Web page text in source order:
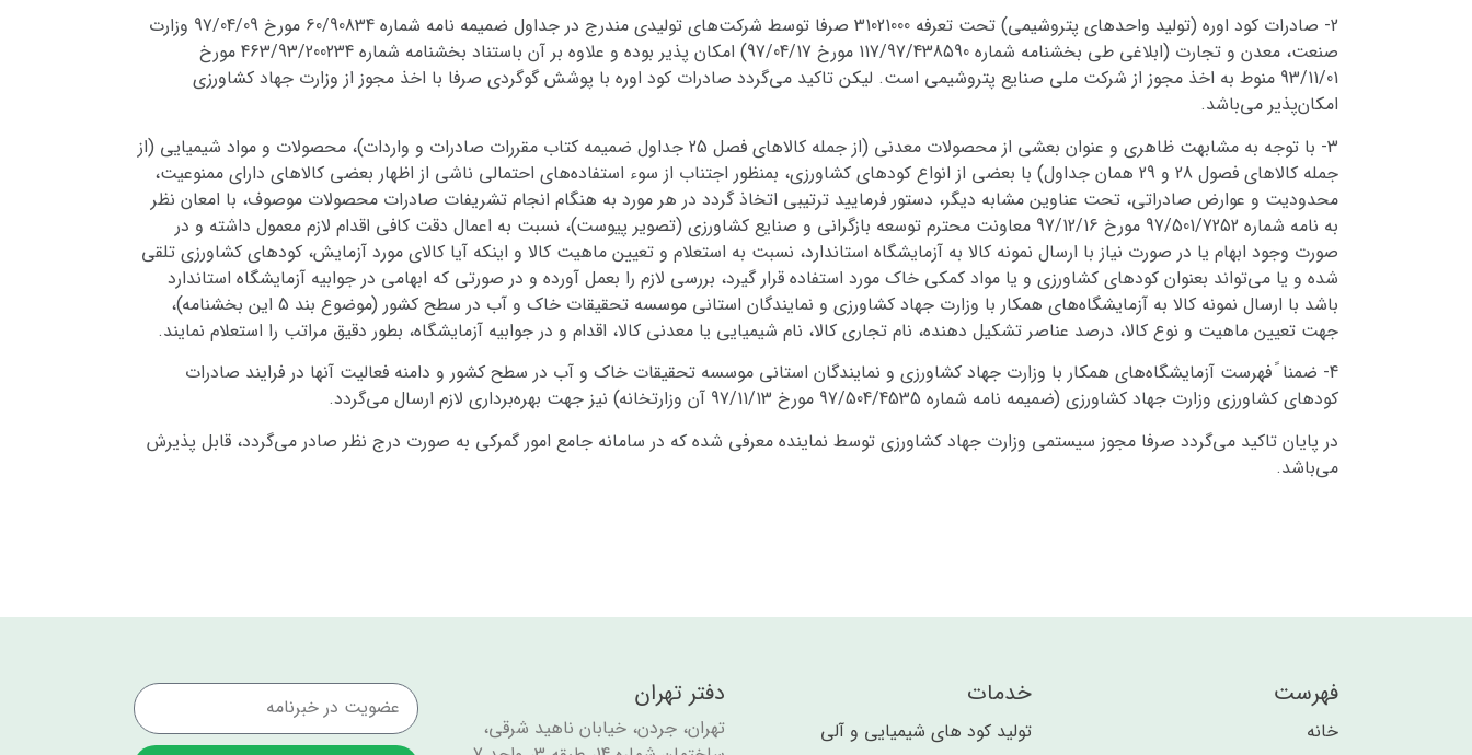
2- صادرات کود اوره (تولید واحدهای پتروشیمی) تحت تعرفه 31021000 صرفا توسط شرکت‌های تولیدی مندرج در جداول ضمیمه نامه شماره 60/90834 مورخ 97/04/09 وزارت
صنعت، معدن و تجارت (ابلاغی طی بخشنامه شماره 117/97/438590 مورخ 97/04/17) امکان پذیر بوده و علاوه بر آن باستناد بخشنامه شماره 463/93/200234 مورخ
93/11/01 منوط به اخذ مجوز از شرکت ملی صنایع پتروشیمی است. لیکن تاکید می‌گردد صادرات کود اوره با پوشش گوگردی صرفا با اخذ مجوز از وزارت جهاد کشاورزی
امکان‌پذیر می‌باشد.
3- با توجه به مشابهت ظاهری و عنوان بعشی از محصولات معدنی (از جمله کالاهای فصل 25 جداول ضمیمه کتاب مقررات صادرات و واردات)، محصولات و مواد شیمیایی (از
جمله کالاهای فصول 28 و 29 همان جداول) با بعضی از انواع کودهای کشاورزی، بمنظور اجتناب از سوء استفاده‌های احتمالی ناشی از اظهار بعضی کالاهای دارای ممنوعیت،
محدودیت و عوارض صادراتی، تحت عناوین مشابه دیگر، دستور فرمایید ترتیبی اتخاذ گردد در هر مورد به هنگام انجام تشریفات صادرات محصولات موصوف، با امعان نظر
به نامه شماره 97/501/7252 مورخ 97/12/16 معاونت محترم توسعه بازگرانی و صنایع کشاورزی (تصویر پیوست)، نسبت به اعمال دقت کافی اقدام لازم معمول داشته و در
صورت وجود ابهام یا در صورت نیاز با ارسال نمونه کالا به آزمایشگاه استاندارد، نسبت به استعلام و تعیین ماهیت کالا و اینکه آیا کالای مورد آزمایش، کودهای کشاورزی تلقی
شده و یا می‌تواند بعنوان کودهای کشاورزی و یا مواد کمکی خاک مورد استفاده قرار گیرد، بررسی لازم را بعمل آورده و در صورتی که ابهامی در جوابیه آزمایشگاه استاندارد
باشد با ارسال نمونه کالا به آزمایشگاه‌های همکار با وزارت جهاد کشاورزی و نمایندگان استانی موسسه تحقیقات خاک و آب در سطح کشور (موضوع بند 5 این بخشنامه)،
جهت تعیین ماهیت و نوع کالا، درصد عناصر تشکیل دهنده، نام تجاری کالا، نام شیمیایی یا معدنی کالا، اقدام و در جوابیه آزمایشگاه، بطور دقیق مراتب را استعلام نمایند.
4- ضمنا ً فهرست آزمایشگاه‌های همکار با وزارت جهاد کشاورزی و نمایندگان استانی موسسه تحقیقات خاک و آب در سطح کشور و دامنه فعالیت آنها در فرایند صادرات
کودهای کشاورزی وزارت جهاد کشاورزی (ضمیمه نامه شماره 97/504/4535 مورخ 97/11/13 آن وزارتخانه) نیز جهت بهره‌برداری لازم ارسال می‌گردد.
در پایان تاکید می‌گردد صرفا مجوز سیستمی وزارت جهاد کشاورزی توسط نماینده معرفی شده که در سامانه جامع امور گمرکی به صورت درج نظر صادر می‌گردد، قابل پذیرش
می‌باشد.
فهرست
خانه
خدمات
تولید کود های شیمیایی و آلی​​
دفتر تهران
تهران، جردن، خیابان ناهید شرقی،